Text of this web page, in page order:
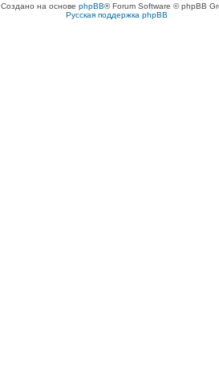
Создано на основе phpBB® Forum Software © phpBB
Русская поддержка phpBB